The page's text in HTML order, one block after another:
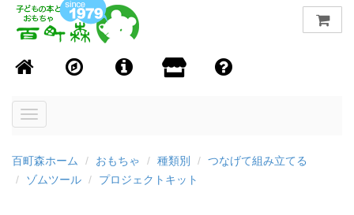
Toggle
百町森ホーム おもちゃ 種類別
つなげて組み立てる
ゾムツール
プロジェクトキット